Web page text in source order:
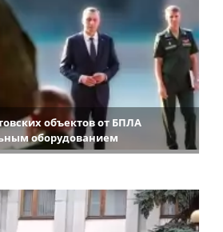
объектов от БПЛА
оборудованием